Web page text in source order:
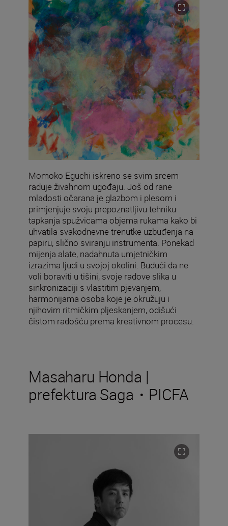
Momoko Eguchi iskreno se svim srcem
raduje živahnom ugođaju. Još od rane
mladosti očarana je glazbom i plesom i
primjenjuje svoju prepoznatljivu tehniku
tapkanja spužvicama objema rukama kako bi
uhvatila svakodnevne trenutke uzbuđenja na
papiru, slično sviranju instrumenta. Ponekad
mijenja alate, nadahnuta umjetničkim
izrazima ljudi u svojoj okolini. Budući da ne
voli boraviti u tišini, svoje radove slika u
sinkronizaciji s vlastitim pjevanjem,
harmonijama osoba koje je okružuju i
njihovim ritmičkim pljeskanjem, odišući
čistom radošću prema kreativnom procesu.
Masaharu Honda |
prefektura Saga・PICFA